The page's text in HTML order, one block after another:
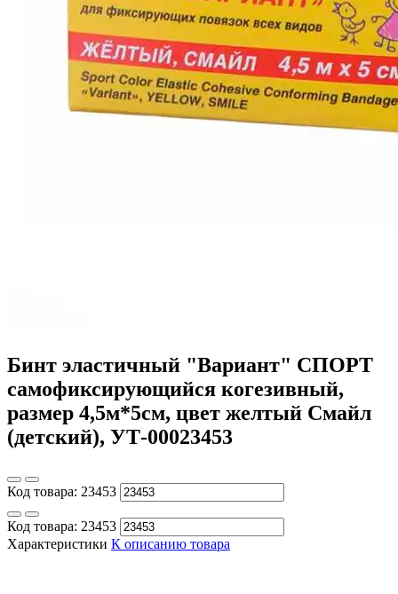
Бинт эластичный "Вариант" СПОРТ
cамофиксирующийся когезивный,
размер 4,5м*5см, цвет желтый Смайл
(детский), УТ-00023453
Код товара: 23453
Код товара: 23453
Характеристики К описанию товара